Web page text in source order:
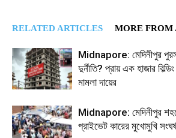
RELATED ARTICLES MORE FROM
Midnapore: মেদিনীপুর
দুর্নীতি? প্রায় এক হাজার
মামলা দায়ের
Midnapore: মেদিনীপুর
প্রাইভেট কারের মুখোমুখি